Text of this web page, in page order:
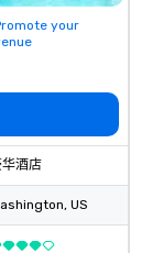
your
酒店
, US